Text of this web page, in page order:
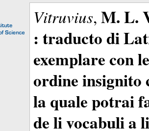
Vitruvius, M. L.
: traducto di
exemplare con
ordine insignito
la quale potrai
de li vocabuli a